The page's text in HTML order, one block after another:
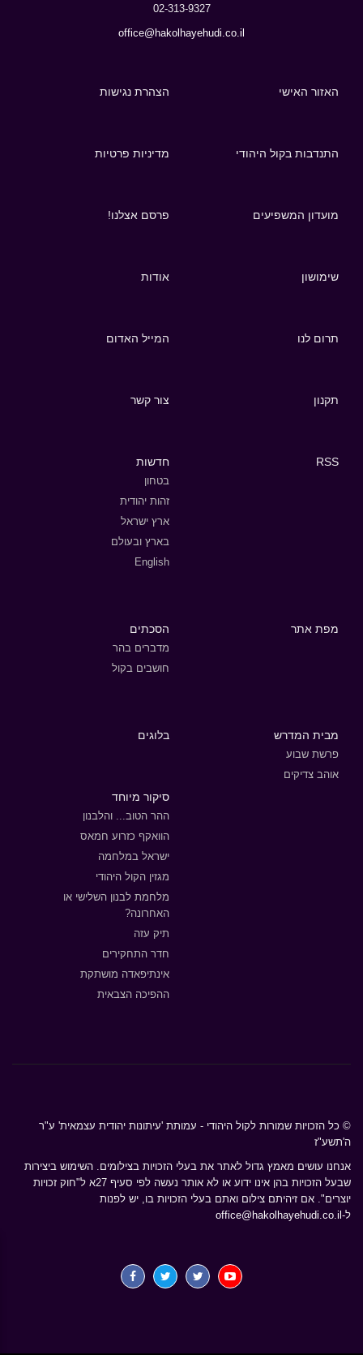
02-313-9327
office@hakolhayehudi.co.il
האזור האישי הצהרת נגישות
התנדבות בקול היהודי מדיניות פרטיות
מועדון המשפיעים פרסם אצלנו!
שימושון אודות
תרום לנו המייל האדום
תקנון צור קשר
RSS חדשות
בטחון
זהות יהודית
ארץ ישראל
בארץ ובעולם
English
מפת אתר הסכתים
מדברים בהר
חושבים בקול
מבית המדרש
פרשת שבוע
אוהב צדיקים
בלוגים
סיקור מיוחד
ההר הטוב... והלבנון
הוואקף כזרוע חמאס
ישראל במלחמה
מגזין הקול היהודי
מלחמת לבנון השלישי או
האחרונה?
תיק עזה
חדר התחקירים
אינתיפאדה מושתקת
ההפיכה הצבאית
© כל הזכויות שמורות לקול היהודי - עמותת 'עיתונות יהודית עצמאית' ע"ר
ה'תשע"ז
אנחנו עושים מאמץ גדול לאתר את בעלי הזכויות בצילומים. השימוש ביצירות
שבעל הזכויות בהן אינו ידוע או לא אותר נעשה לפי סעיף 27א ל"חוק זכויות
יוצרים". אם זיהיתם צילום ואתם בעלי הזכויות בו, יש לפנות
ל- office@hakolhayehudi.co.il